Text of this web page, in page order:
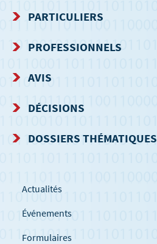
MENU
DE
NAVIGATION
PARTICULIERS
PROFESSIONNELS
AVIS
DÉCISIONS
DOSSIERS THÉMATIQUES
Actualités
Événements
Formulaires